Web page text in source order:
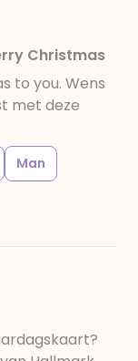
Christmas
to you. Wens
met deze
Man